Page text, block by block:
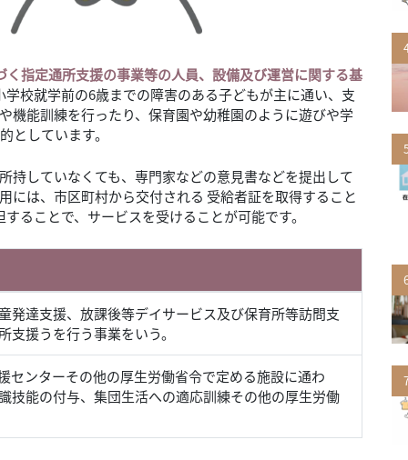
く指定通所支援の事業等の人員、設備及び運営に関する基
校就学前の6歳までの障害のある子どもが主に通い、支
機能訓練を行ったり、保育園や幼稚園のように遊びや学
としています。
持していなくても、専門家などの意見書などを提出して
には、市区町村から交付される 受給者証を取得すること
ることで、サービスを受けることが可能です。
発達支援、放課後等デイサービス及び保育所等訪問支
援うを行う事業をいう。
センターその他の厚生労働省令で定める施設に通わ
技能の付与、集団生活への適応訓練その他の厚生労働